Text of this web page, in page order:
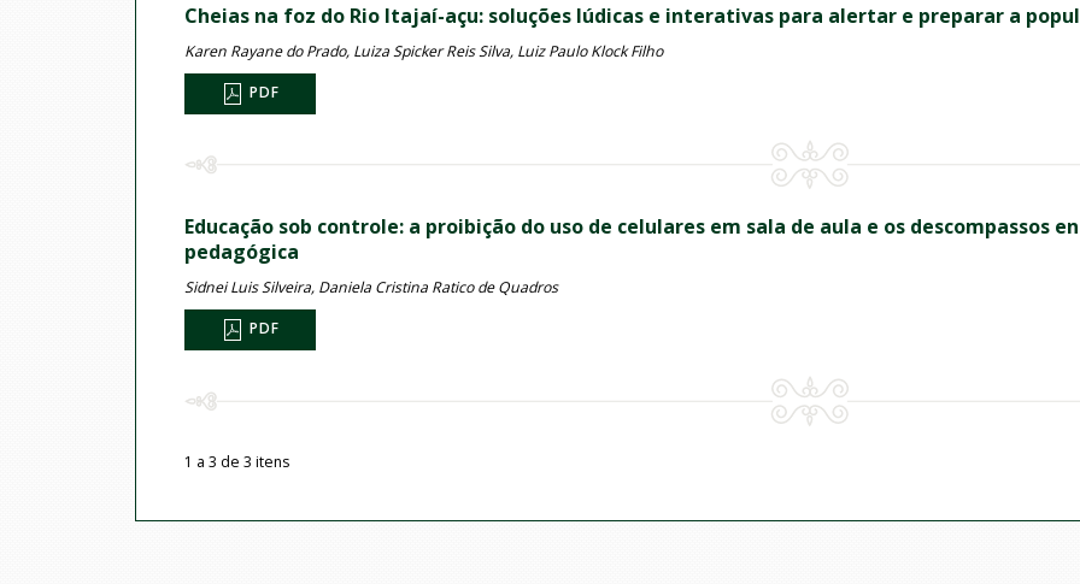
Cheias na foz do Rio Itajaí-açu: soluções lúdicas e interativas para alertar e preparar a
Karen Rayane do Prado, Luiza Spicker Reis Silva, Luiz Paulo Klock Filho
PDF
Educação sob controle: a proibição do uso de celulares em sala de aula e os descompassos
pedagógica
Sidnei Luis Silveira, Daniela Cristina Ratico de Quadros
PDF
1 a 3 de 3 itens